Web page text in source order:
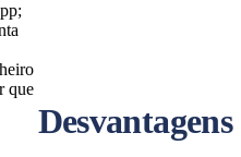
que
Desvantagens